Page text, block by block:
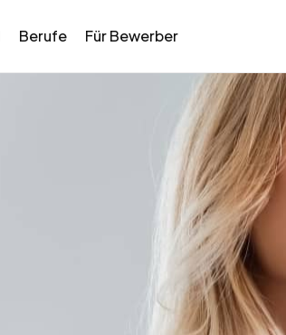
Berufe Für Bewerber